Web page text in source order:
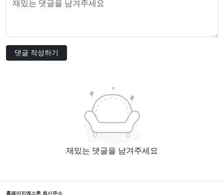
댓글 작성하기
재밌는 댓글을 남겨주세요
홈페이지 엑스툰 최신주소